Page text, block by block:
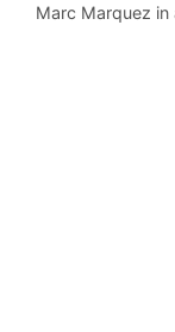
Marc Marquez in